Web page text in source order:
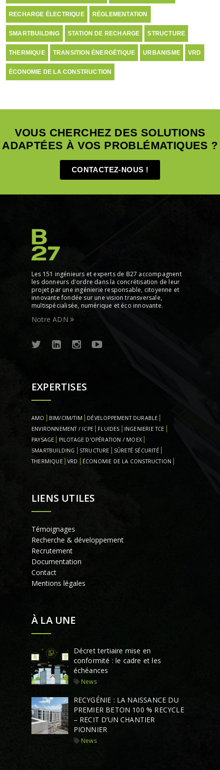
RECHARGE ÉLECTRIQUE RÉGLEMENTATION
SMARTBUILDING STATION DE RECHARGE STRUCTURE
THERMIQUE TRANSITION ÉNERGÉTIQUE URBANISME VRD
ÉCONOMIE DE LA CONSTRUCTION
VOUS CHERCHEZ DES SOLUTIONS
ADAPTÉES À VOS PROBLÉMATIQUES ?
CONTACTEZ-NOUS !
Les 151 ingénieurs et experts de B27 accompagnent
les donneurs d'ordre dans la concrétisation de leur
projet par une ingénierie responsable, citoyenne et
innovante fondée sur une vision transversale,
multispécialisée, numérique et éco innovante.
Notre ADN
EXPERTISES
AMO BIM/CIM/TIM
DÉVELOPPEMENT DURABLE
ENVIRONNEMENT / ICPE
FLUIDES
INGENIERIE TCE
PAYSAGE
PILOTAGE D'OPÉRATION / MOEX
SMARTBUILDING
STRUCTURE
SÛRETÉ SÉCURITÉ
THERMIQUE
VRD ÉCONOMIE DE LA CONSTRUCTION
LIENS UTILES
Témoignages
Recherche & développement
Recrutement
Documentation
Contact
Mentions légales
À LA UNE
Décret tertiaire mise en
conformité : le cadre et les
échéances
News
RECYGÉNIE : LA NAISSANCE DU
PREMIER BETON 100 % RECYCLE
– RECIT D’UN CHANTIER
PIONNIER
News